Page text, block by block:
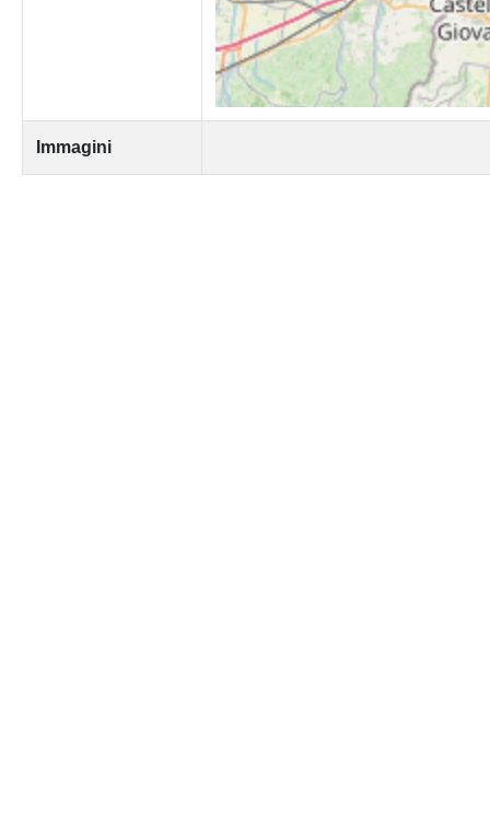
Immagini